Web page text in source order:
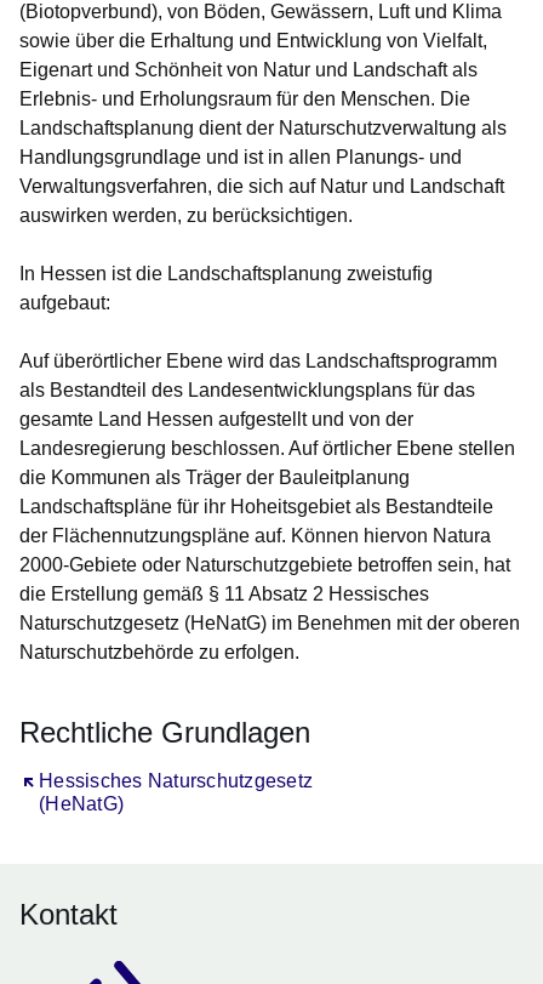
(Biotopverbund), von Böden, Gewässern, Luft und Klima
sowie über die Erhaltung und Entwicklung von Vielfalt,
Eigenart und Schönheit von Natur und Landschaft als
Erlebnis- und Erholungsraum für den Menschen. Die
Landschaftsplanung dient der Naturschutzverwaltung als
Handlungsgrundlage und ist in allen Planungs- und
Verwaltungsverfahren, die sich auf Natur und Landschaft
auswirken werden, zu berücksichtigen.
In Hessen ist die Landschaftsplanung zweistufig
aufgebaut:
Auf überörtlicher Ebene wird das Landschaftsprogramm
als Bestandteil des Landesentwicklungsplans für das
gesamte Land Hessen aufgestellt und von der
Landesregierung beschlossen. Auf örtlicher Ebene stellen
die Kommunen als Träger der Bauleitplanung
Landschaftspläne für ihr Hoheitsgebiet als Bestandteile
der Flächennutzungspläne auf. Können hiervon Natura
2000-Gebiete oder Naturschutzgebiete betroffen sein, hat
die Erstellung gemäß § 11 Absatz 2 Hessisches
Naturschutzgesetz (HeNatG) im Benehmen mit der oberen
Naturschutzbehörde zu erfolgen.
Rechtliche Grundlagen
Hessisches Naturschutzgesetz
(HeNatG)
Öffnet sich in einem neuen Fenster
Kontakt